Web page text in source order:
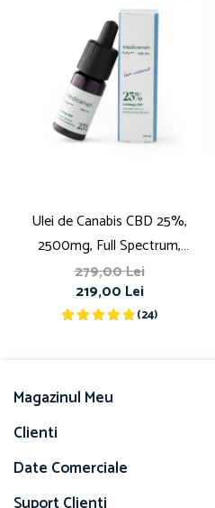
Ulei de Canabis CBD 25%,
2500mg, Full Spectrum,
Premium, 10ml
279,00 Lei
219,00 Lei
(24)
Magazinul Meu
Clienti
Date Comerciale